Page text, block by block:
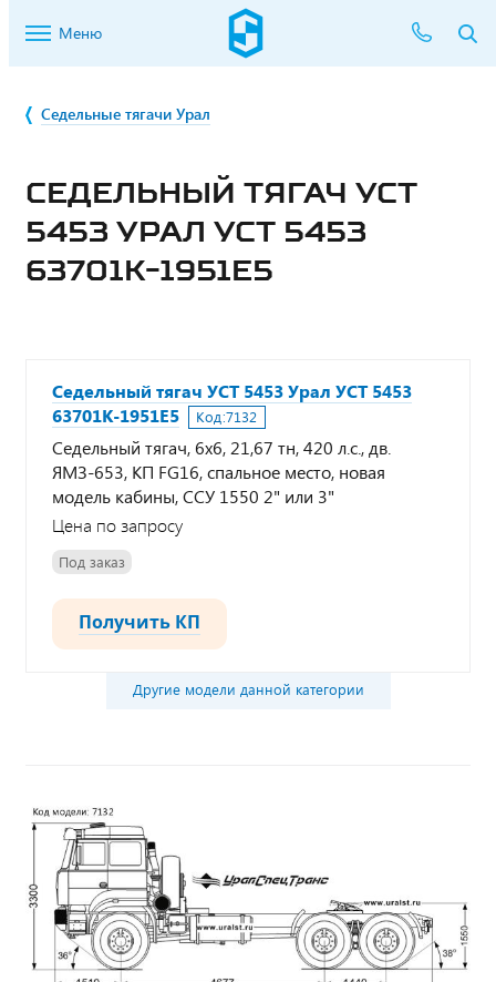
Меню
Седельные тягачи Урал
СЕДЕЛЬНЫЙ ТЯГАЧ УСТ
5453 УРАЛ УСТ 5453
63701К-1951Е5
Седельный тягач УСТ 5453 Урал УСТ 5453
63701К-1951Е5
Код:7132
Седельный тягач, 6х6, 21,67 тн, 420 л.с., дв.
ЯМЗ-653, КП FG16, спальное место, новая
модель кабины, ССУ 1550 2" или 3"
Цена по запросу
Под заказ
Получить КП
Другие модели данной категории